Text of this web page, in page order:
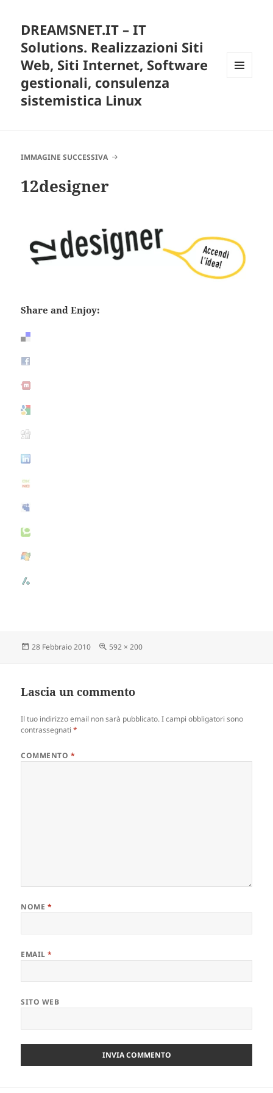
DREAMSNET.IT – IT
Solutions. Realizzazioni Siti
Web, Siti Internet, Software
gestionali, consulenza
sistemistica Linux
IMMAGINE SUCCESSIVA
12designer
Share and Enjoy:
Scritto
28 Febbraio 2010
Dimensione
592 × 200
Lascia un commento
Il tuo indirizzo email non sarà pubblicato. I campi obbligatori sono
contrassegnati*
COMMENTO *
NOME *
EMAIL*
SITO WEB